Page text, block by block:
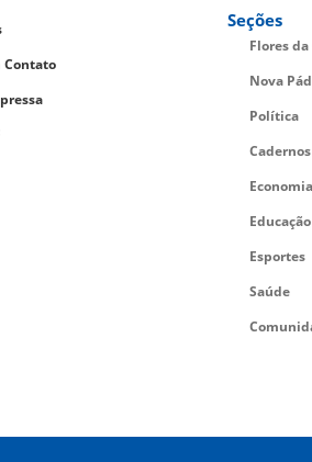
Contato
Seções
Flores
Nova
Política
Economia
Educação
Esportes
Saúde